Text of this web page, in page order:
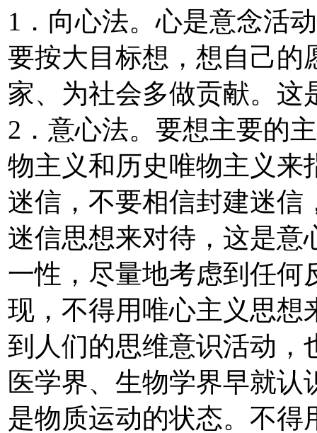
1．向心法。心是意念活
要按大目标想，想自己的
家、为社会多做贡献。这
2．意心法。要想主要的
物主义和历史唯物主义来
迷信，不要相信封建迷信
迷信思想来对待，这是意
一性，尽量地考虑到任何
现，不得用唯心主义思想
到人们的思维意识活动，
医学界、生物学界早就
是物质运动的状态。不得